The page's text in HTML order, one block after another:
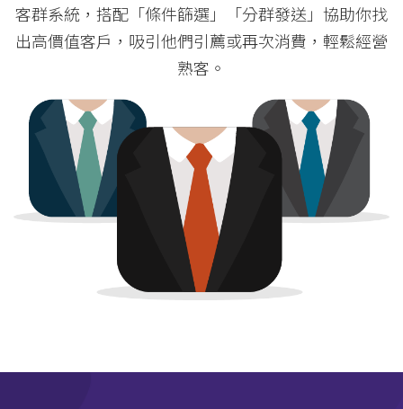
客群系統，搭配「條件篩選」「分群發送」協助你找
出高價值客戶，吸引他們引薦或再次消費，輕鬆經營
熟客。